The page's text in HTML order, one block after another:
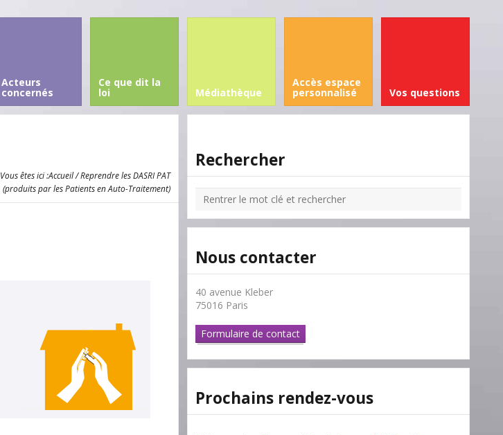
Acteurs
concernés
Ce que dit la
loi Médiathèque
Accès espace
personnalisé Vos questions
Vous êtes ici :Accueil/ Reprendre les DASRI PAT
(produits par les Patients en Auto-Traitement)
Rechercher
Nous contacter
40 avenue Kleber
75016 Paris
Formulaire de contact
Prochains rendez-vous